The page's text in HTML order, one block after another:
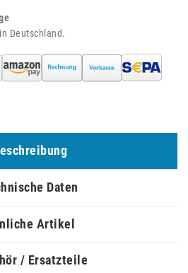
in Deutschland.
Daten
Artikel
/ Ersatzteile